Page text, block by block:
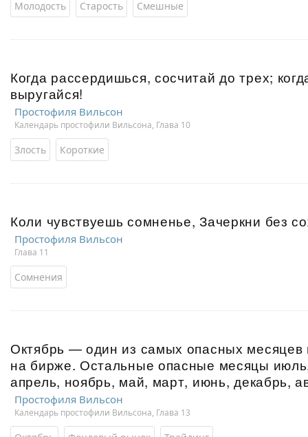
Молодость Старость Смешные
Когда рассердишься, сосчитай до трех;
выругайся!
Простофиля Вильсон
Календарь простофили Вильсона, Глава 10
Злость Короткие
Коли чувствуешь сомненье, Зачеркни без
Простофиля Вильсон
Глава 11
Сомнения
Октябрь — один из самых опасных месяцев
на бирже. Остальные опасные месяцы
апрель, ноябрь, май, март, июнь, декабрь,
Простофиля Вильсон
Календарь простофили Вильсона, Глава 13